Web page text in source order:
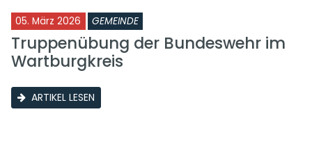
05. März 2026 GEMEINDE
Truppenübung der Bundeswehr im
Wartburgkreis
ARTIKEL LESEN